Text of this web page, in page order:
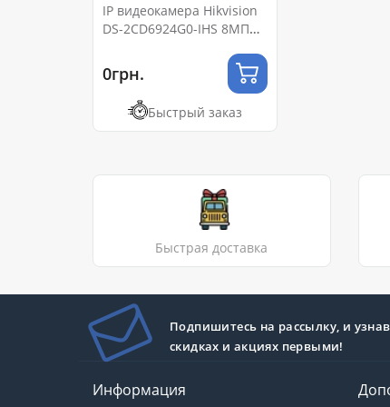
IP видеокамера Hikvision
DS-2CD6924G0-IHS 8МП
0грн.
Быстрый заказ
Быстрая доставка
Подпишитесь на рассылку, и
скидках и акциях первыми!
Информация